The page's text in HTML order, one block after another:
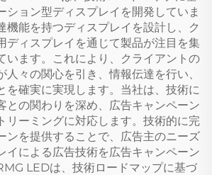
ション型ディスプレイを開発していま
機能を持つディスプレイを設計し、ク
ディスプレイを通じて製品が注目を集
います。これにより、クライアントの
人々の関心を引き、情報伝達を行い、
を確実に実現します。当社は、技術に
との関わりを深め、広告キャンペーン
リーミングに対応します。技術的に完
ンを提供することで、広告主のニーズ
イによる広告技術を広告キャンペーン
LEDは、技術ロードマップに基づ